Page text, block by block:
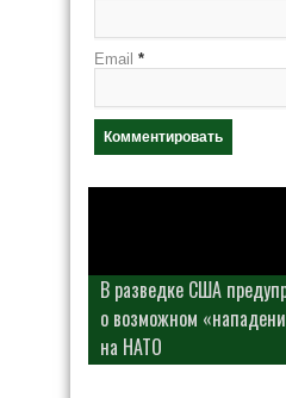
Email *
В разведке США
о возможном
на НАТО